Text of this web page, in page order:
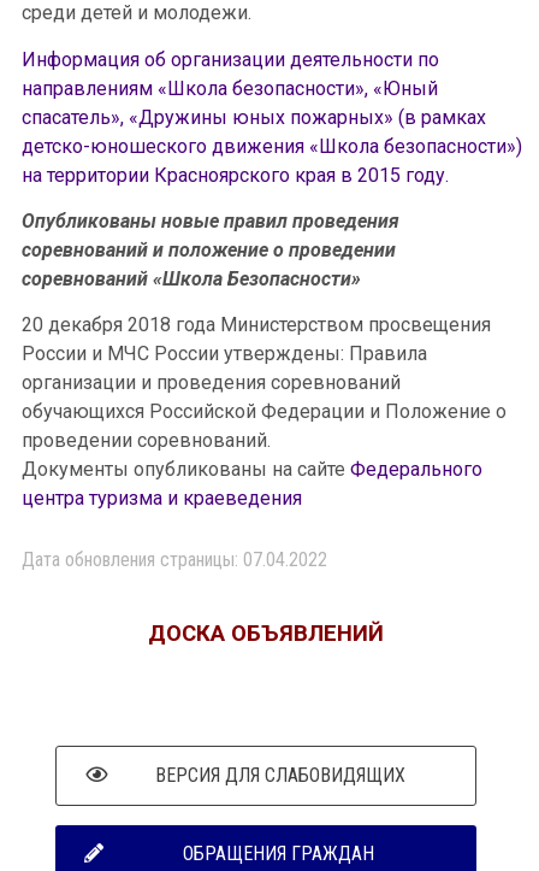
среди детей и молодежи.
Информация об организации деятельности по
направлениям «Школа безопасности», «Юный
спасатель», «Дружины юных пожарных» (в рамках
детско-юношеского движения «Школа безопасности»)
на территории Красноярского края в 2015 году.
Опубликованы новые правил проведения
соревнований и положение о проведении
соревнований «Школа Безопасности»
20 декабря 2018 года Министерством просвещения
России и МЧС России утверждены: Правила
организации и проведения соревнований
обучающихся Российской Федерации и Положение о
проведении соревнований.
Документы опубликованы на сайте Федерального
центра туризма и краеведения
Дата обновления страницы: 07.04.2022
ДОСКА ОБЪЯВЛЕНИЙ
ВЕРСИЯ ДЛЯ СЛАБОВИДЯЩИХ
ОБРАЩЕНИЯ ГРАЖДАН